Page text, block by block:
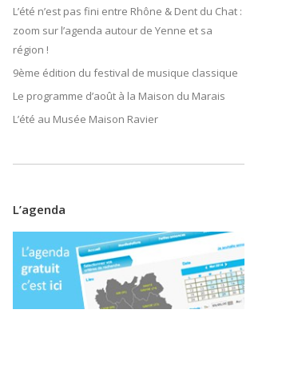
L’été n’est pas fini entre Rhône & Dent du Chat :
zoom sur l’agenda autour de Yenne et sa
région !
9ème édition du festival de musique classique
Le programme d’août à la Maison du Marais
L’été au Musée Maison Ravier
L’agenda